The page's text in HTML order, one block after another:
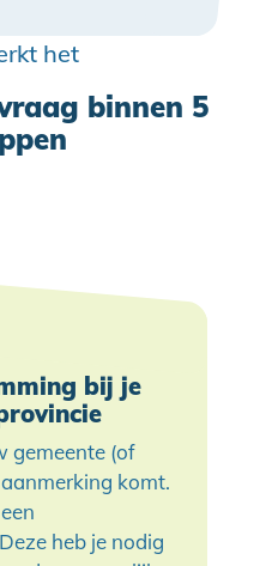
het
binnen 5
bij je
gemeente (of
komt.
heb je nodig